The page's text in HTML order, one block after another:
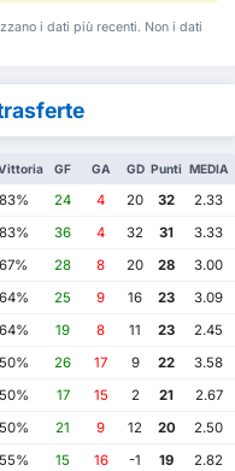
i dati più recenti. Non i dati
GF GA GD Punti MEDIA
83% 24 4 20 32
2.33
83% 36 4 32 31
3.33
67% 28 8 20 28
3.00
64% 25 9 16 23
3.09
64% 19 8 11 23
2.45
50% 26 17 9 22
3.58
50% 17 15 2 21
2.67
50% 21 9 12 20
2.50
55% 15 16 -1 19
2.82